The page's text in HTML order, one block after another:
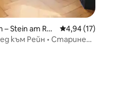
Stein am Rhe
Средна оценка: 4,94
4,94 (17)
към Рейн • Старинен